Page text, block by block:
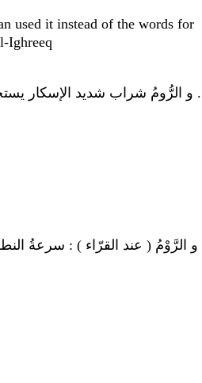
used it instead of the words for
Ighreeq
و الرُّومُ شراب شديد الإسكار يستخرج من تخمير عصارة قصب السكر وتقطيرها .
و الرَّوْمُ ( عند القرّاء ) : سرعةُ